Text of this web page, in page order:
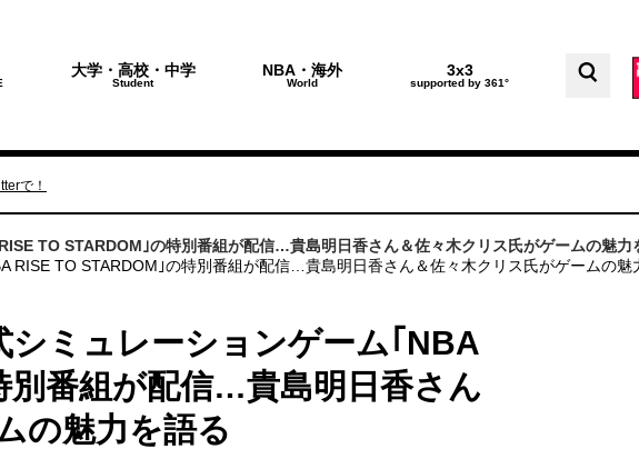
大学・高校・中学
Student
NBA・海外
World
3x3
supported by 361°
で！
TO STARDOM｣の特別番組が配信…貴島明日香さん＆佐々木クリス氏がゲームの魅力
RISE TO STARDOM｣の特別番組が配信…貴島明日香さん＆佐々木クリス氏がゲームの魅
ミュレーションゲーム｢NBA
別番組が配信…貴島明日香さん
の魅力を語る